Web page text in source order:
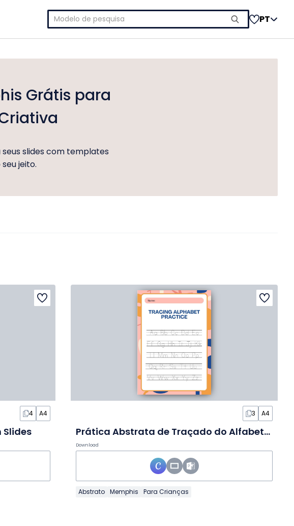
Pesquisar
por:
PT
Grátis para
slides com templates
jeito.
4 A4
Slides
3 A4
Prática Abstrata de Traçado do Alfabeto em Slides
Download
Abstrato Memphis Para Crianças